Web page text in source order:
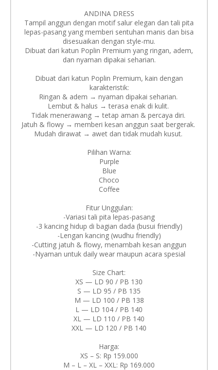
ANDINA DRESS
Tampil anggun dengan motif salur elegan dan tali pita
lepas-pasang yang memberi sentuhan manis dan bisa
disesuaikan dengan style-mu.
Dibuat dari katun Poplin Premium yang ringan, adem,
dan nyaman dipakai seharian.
Dibuat dari katun Poplin Premium, kain dengan
karakteristik:
Ringan & adem → nyaman dipakai seharian.
Lembut & halus → terasa enak di kulit.
Tidak menerawang → tetap aman & percaya diri.
Jatuh & flowy → memberi kesan anggun saat bergerak.
Mudah dirawat → awet dan tidak mudah kusut.
Pilihan Warna:
Purple
Blue
Choco
Coffee
Fitur Unggulan:
-Variasi tali pita lepas-pasang
-3 kancing hidup di bagian dada (busui friendly)
-Lengan kancing (wudhu friendly)
-Cutting jatuh & flowy, menambah kesan anggun
-Nyaman untuk daily wear maupun acara spesial
Size Chart:
XS — LD 90 / PB 130
S — LD 95 / PB 135
M — LD 100 / PB 138
L — LD 104 / PB 140
XL — LD 110 / PB 140
XXL — LD 120 / PB 140
Harga:
XS – S: Rp 159.000
M – L – XL – XXL: Rp 169.000